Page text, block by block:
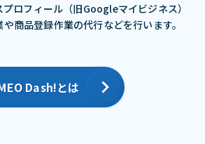
ロフィール（旧Googleマイビジネス）
商品登録作業の代⾏などを⾏います。
Dash!とは